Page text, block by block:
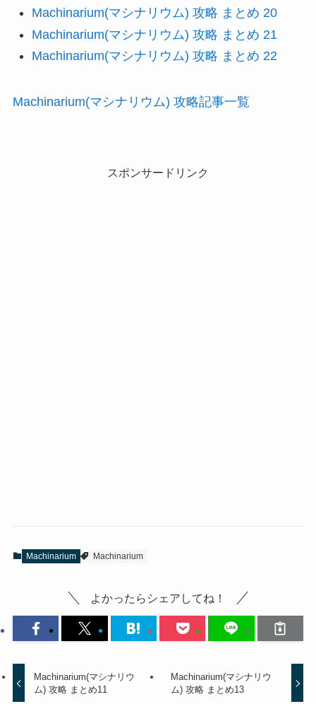
Machinarium(マシナリウム) 攻略 まとめ 20
Machinarium(マシナリウム) 攻略 まとめ 21
Machinarium(マシナリウム) 攻略 まとめ 22
Machinarium(マシナリウム) 攻略記事一覧
スポンサードリンク
Machinarium Machinarium
よかったらシェアしてね！
Machinarium(マシナリウ
ム) 攻略 まとめ11
Machinarium(マシナリウ
ム) 攻略 まとめ13